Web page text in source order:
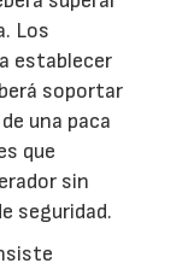
Los
establecer
soportar
una paca
que
sin
seguridad.